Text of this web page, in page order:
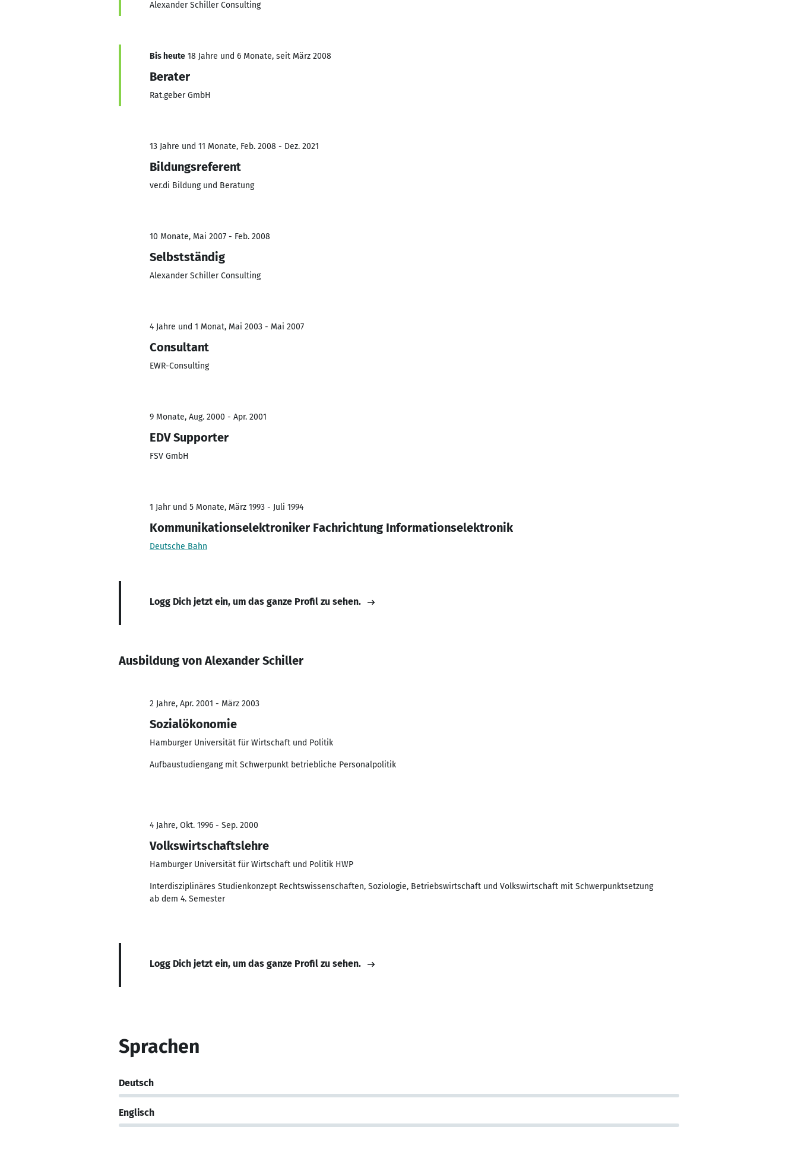
Alexander Schiller Consulting
Bis heute 18 Jahre und 6 Monate, seit März 2008
Berater
Rat.geber GmbH
13 Jahre und 11 Monate, Feb. 2008 - Dez. 2021
Bildungsreferent
ver.di Bildung und Beratung
10 Monate, Mai 2007 - Feb. 2008
Selbstständig
Alexander Schiller Consulting
4 Jahre und 1 Monat, Mai 2003 - Mai 2007
Consultant
EWR-Consulting
9 Monate, Aug. 2000 - Apr. 2001
EDV Supporter
FSV GmbH
1 Jahr und 5 Monate, März 1993 - Juli 1994
Kommunikationselektroniker Fachrichtung Informationselektronik
Deutsche Bahn
Logg Dich jetzt ein, um das ganze Profil zu sehen.
Ausbildung von Alexander Schiller
2 Jahre, Apr. 2001 - März 2003
Sozialökonomie
Hamburger Universität für Wirtschaft und Politik
Aufbaustudiengang mit Schwerpunkt betriebliche Personalpolitik
4 Jahre, Okt. 1996 - Sep. 2000
Volkswirtschaftslehre
Hamburger Universität für Wirtschaft und Politik HWP
Interdisziplinäres Studienkonzept Rechtswissenschaften, Soziologie, Betriebswirtschaft und Volkswirtschaft mit Schwerpunktsetzung
ab dem 4. Semester
Logg Dich jetzt ein, um das ganze Profil zu sehen.
Sprachen
Deutsch
Englisch